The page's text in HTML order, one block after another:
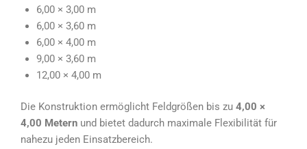
6,00 × 3,00 m
6,00 × 3,60 m
6,00 × 4,00 m
9,00 × 3,60 m
12,00 × 4,00 m
Die Konstruktion ermöglicht Feldgrößen bis zu 4,00 ×
4,00 Metern und bietet dadurch maximale Flexibilität für
nahezu jeden Einsatzbereich.